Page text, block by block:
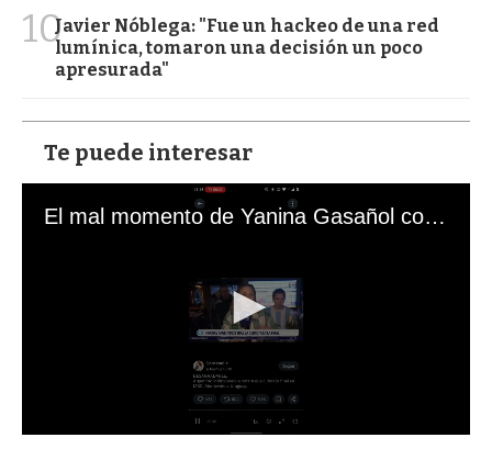
10Javier Nóblega: "Fue un hackeo de una red
lumínica, tomaron una decisión un poco
apresurada"
Te puede interesar
El mal momento de Yanina Gasañol con un hincha argentino en "Subrayado"